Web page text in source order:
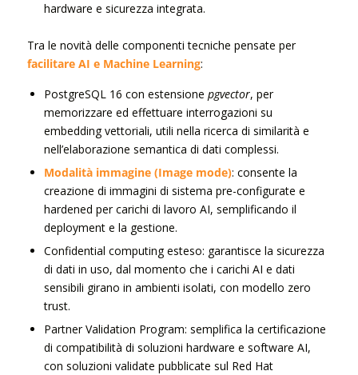
hardware e sicurezza integrata.
Tra le novità delle componenti tecniche pensate per
facilitare AI e Machine Learning:
PostgreSQL 16 con estensione pgvector, per
memorizzare ed effettuare interrogazioni su
embedding vettoriali, utili nella ricerca di similarità e
nell’elaborazione semantica di dati complessi.
Modalità immagine (Image mode): consente la
creazione di immagini di sistema pre-configurate e
hardened per carichi di lavoro AI, semplificando il
deployment e la gestione.
Confidential computing esteso: garantisce la sicurezza
di dati in uso, dal momento che i carichi AI e dati
sensibili girano in ambienti isolati, con modello zero
trust.
Partner Validation Program: semplifica la certificazione
di compatibilità di soluzioni hardware e software AI,
con soluzioni validate pubblicate sul Red Hat